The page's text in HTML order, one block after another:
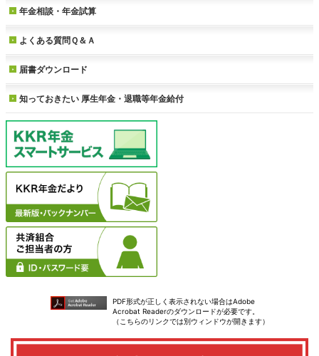
年金相談・年金試算
よくある質問Ｑ＆Ａ
届書ダウンロード
知っておきたい 厚生年金・退職等年金給付
PDF形式が正しく表示されない場合はAdobe
Acrobat Readerのダウンロードが必要です。
（こちらのリンクでは別ウィンドウが開きます）